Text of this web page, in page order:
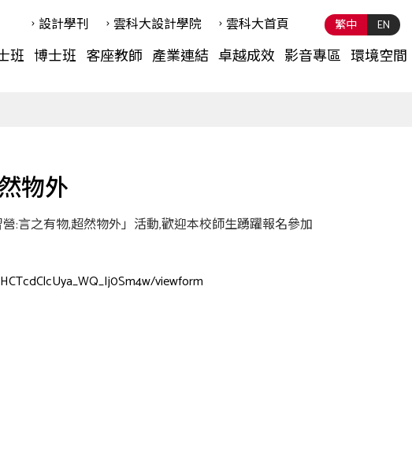
繁中 EN
班 博士班 客座教師 產業連結 卓越成效 影音專區 環境空間
設計學刊 雲科⼤設計學院 雲科⼤首頁
物外
:言之有物,超然物外」活動,歡迎本校師生踴躍報名參加
viewform